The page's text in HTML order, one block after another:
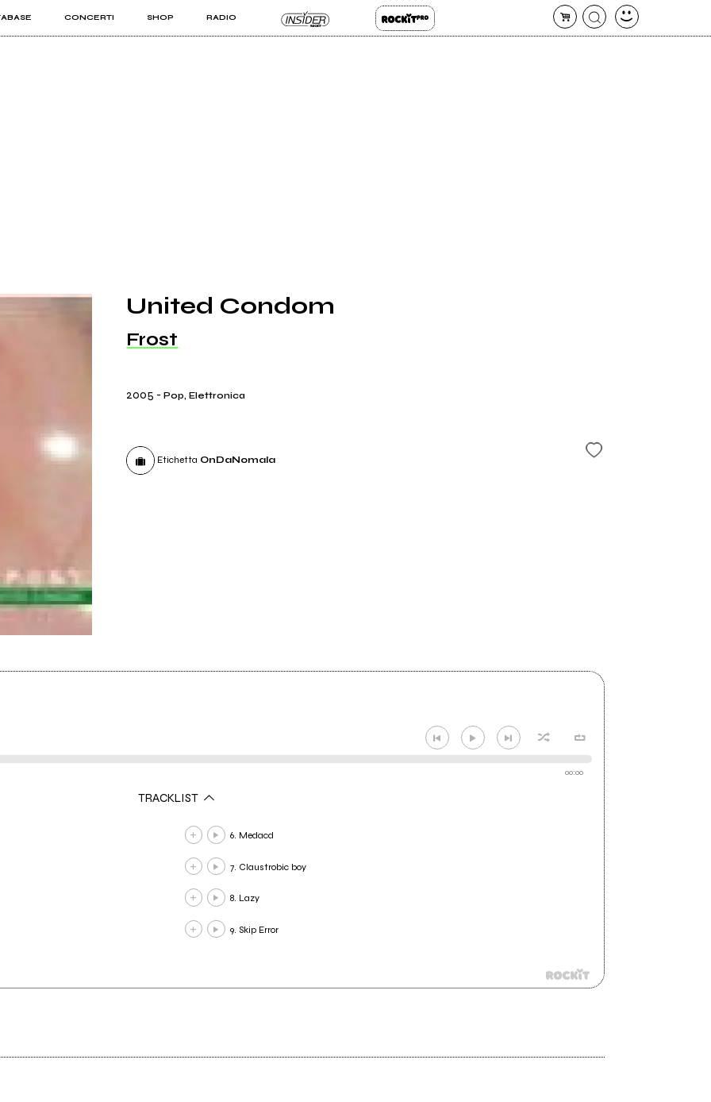
CONCERTI SHOP RADIO
PRO
United Condom
Frost
2005 -Pop, Elettronica
Etichetta OnDaNomala
00:00
TRACKLIST
6. Medacd
7. Claustrobic boy
8. Lazy
9. Skip Error